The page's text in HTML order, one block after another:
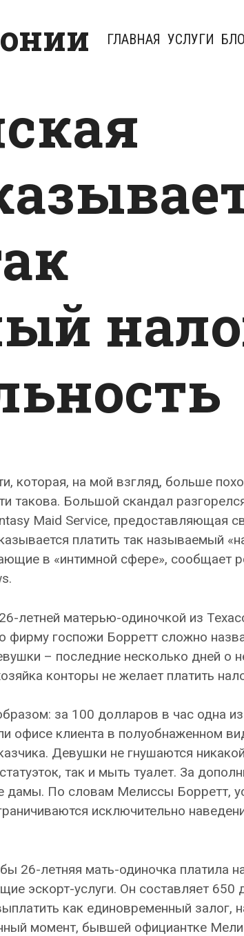
ГЛАВНАЯ УСЛУГИ
которая, на мой взгляд, больше
такова. Большой скандал
Maid Service, предоставляющая
платить так называемый
в «интимной сфере», сообщает
летней матерью-одиночкой из
госпожи Борретт сложно
– последние несколько дней о
конторы не желает платить
за 100 долларов в час одна из
офисе клиента в полуобнаженном
Девушки не гнушаются
так и мыть туалет. За
дамы. По словам Мелиссы Борретт,
исключительно
26-летняя мать-одиночка платила
эскорт-услуги. Он составляет 650
как единовременный залог,
момент, бывшей официантке